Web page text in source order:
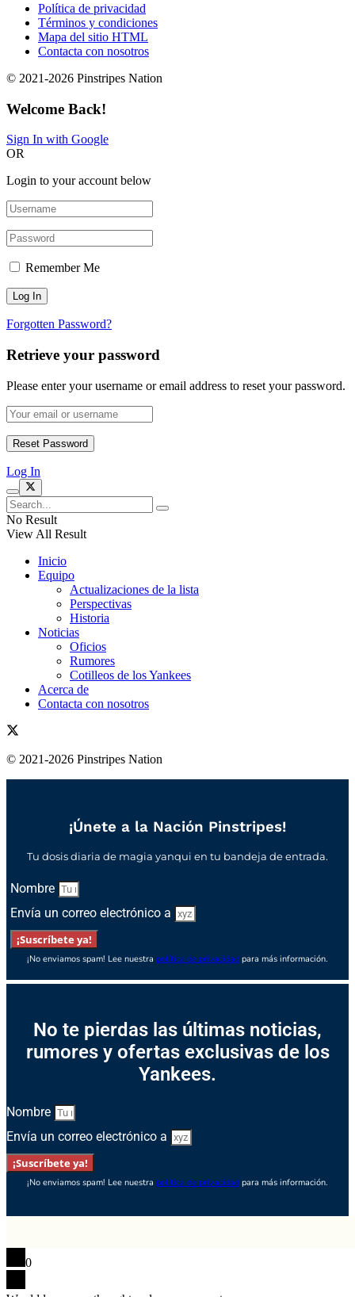
Política de privacidad
Términos y condiciones
Mapa del sitio HTML
Contacta con nosotros
© 2021-2026 Pinstripes Nation
Welcome Back!
Sign In with Google
OR
Login to your account below
Remember Me
Forgotten Password?
Retrieve your password
Please enter your username or email address to reset your password.
Log In
No Result
View All Result
Inicio
Equipo
Actualizaciones de la lista
Perspectivas
Historia
Noticias
Oficios
Rumores
Cotilleos de los Yankees
Acerca de
Contacta con nosotros
© 2021-2026 Pinstripes Nation
¡Únete a la Nación Pinstripes!
Tu dosis diaria de magia yanqui en tu bandeja de entrada.
Nombre
Envía un correo electrónico a
¡Suscríbete ya!
¡No enviamos spam! Lee nuestra política de privacidad para más información.
No te pierdas las últimas noticias,
rumores y ofertas exclusivas de los
Yankees.
Nombre
Envía un correo electrónico a
¡Suscríbete ya!
¡No enviamos spam! Lee nuestra política de privacidad para más información.
0